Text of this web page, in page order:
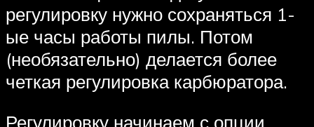
регулировку нужно сохраняться 1-
ые часы работы пилы. Потом
(необязательно) делается более
четкая регулировка карбюратора.
Регулировку начинаем с опции